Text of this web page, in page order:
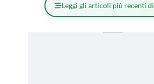
Leggi gli articoli più recenti di